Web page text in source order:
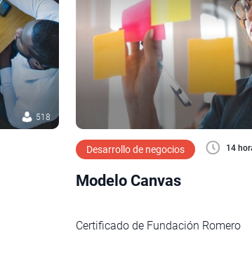
518
Desarrollo de negocios 14
Modelo Canvas
Certificado de Fundación Romero